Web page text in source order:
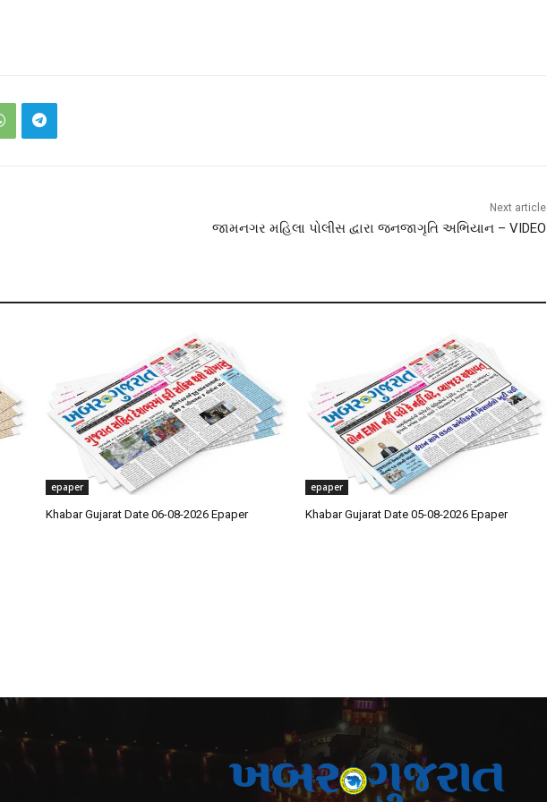
Next article
જામનગર મહિલા પોલીસ દ્વારા જનજાગૃતિ અભિયાન – VIDEO
epaper
Khabar Gujarat Date 06-08-2026 Epaper
epaper
Khabar Gujarat Date 05-08-2026 Epaper